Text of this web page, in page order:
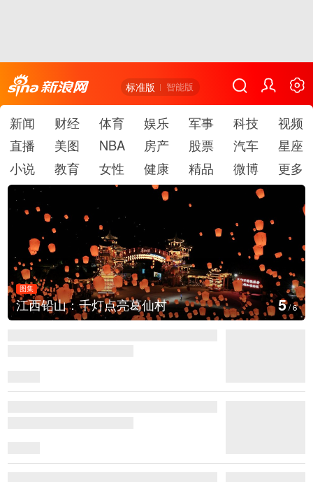
标准版 智能版
新闻 财经 体育 娱乐 军事 科技
视频
直播
美图 NBA 房产 股票 汽车
星座
小说
教育 女性 健康 精品 微博 更多
图集
江西铅山：千灯点亮葛仙村 6/6